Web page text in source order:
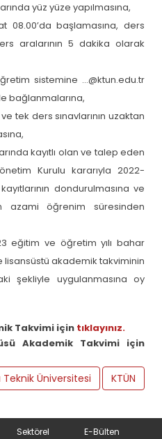
yüz yüze yapılmasına,
08.00’da başlamasına, ders
aralarının 5 dakika olarak
sistemine ...@ktun.edu.tr
bağlanmalarına,
ve tek ders sınavlarının uzaktan
kayıtlı olan ve talep eden
Kurulu kararıyla 2022-
dondurulmasına ve
azami öğrenim süresinden
eğitim ve öğretim yılı bahar
lisansüstü akademik takviminin
şekliyle uygulanmasına oy
ik Takvimi için tıklayınız.
Akademik Takvimi için
Teknik Üniversitesi KTÜN
Sektörel
E-Bülten